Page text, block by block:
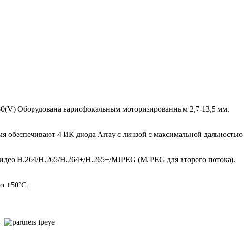
Оборудована вариофокальным моторизированным 2,7-13,5 мм.
обеспечивают 4 ИК диода Array с линзой с максимальной дальностью
Н.264/H.265/Н.264+/H.265+/MJPEG (MJPEG для второго потока).
+50°С.